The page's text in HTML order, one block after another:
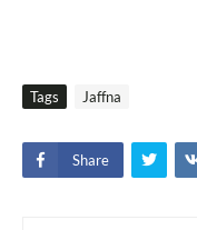
Tags Jaffna
Share